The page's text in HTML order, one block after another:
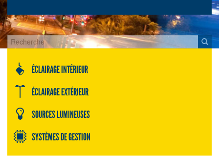
ÉCLAIRAGE INTÉRIEUR
ÉCLAIRAGE EXTÉRIEUR
SOURCES LUMINEUSES
SYSTÈMES DE GESTION